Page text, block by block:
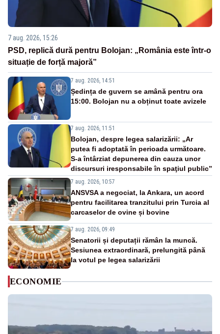
7 aug. 2026, 15:26
PSD, replică dură pentru Bolojan: „România este într-o
situație de forță majoră”
7 aug. 2026, 14:51
Ședința de guvern se amână pentru ora
15:00. Bolojan nu a obținut toate avizele
7 aug. 2026, 11:51
Bolojan, despre legea salarizării: „Ar
putea fi adoptată în perioada următoare.
S-a întârziat depunerea din cauza unor
discursuri iresponsabile în spaţiul public”
7 aug. 2026, 10:57
ANSVSA a negociat, la Ankara, un acord
pentru facilitarea tranzitului prin Turcia al
carcaselor de ovine și bovine
7 aug. 2026, 09:49
Senatorii și deputații rămân la muncă.
Sesiunea extraordinară, prelungită până
la votul pe legea salarizării
ECONOMIE